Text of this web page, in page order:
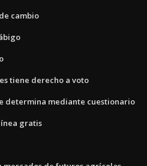
cambio
tiene derecho a voto
determina mediante cuestionario
gratis